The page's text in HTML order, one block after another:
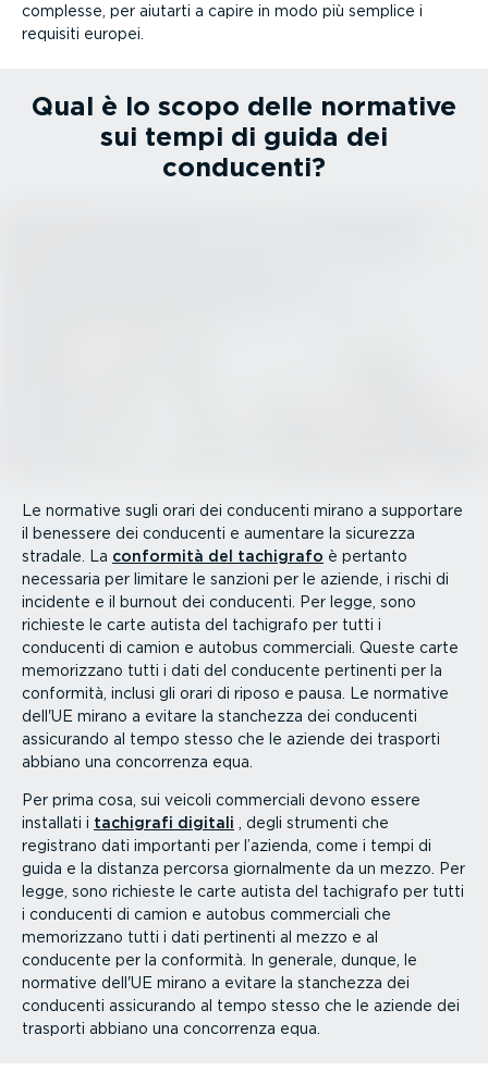
complesse, per aiutarti a capire in modo più semplice i
requisiti europei.
Qual è lo scopo delle normative
sui tempi di guida dei
conducenti?
Le normative sugli orari dei conducenti mirano a supportare
il benessere dei conducenti e aumentare la sicurezza
stradale. La conformità del tachigrafo è pertanto
necessaria per limitare le sanzioni per le aziende, i rischi di
incidente e il burnout dei conducenti. Per legge, sono
richieste le carte autista del tachigrafo per tutti i
conducenti di camion e autobus commerciali. Queste carte
memorizzano tutti i dati del conducente pertinenti per la
conformità, inclusi gli orari di riposo e pausa. Le normative
dell'UE mirano a evitare la stanchezza dei conducenti
assicurando al tempo stesso che le aziende dei trasporti
abbiano una concorrenza equa.
Per prima cosa, sui veicoli commerciali devono essere
installati i tachigrafi digitali , degli strumenti che
registrano dati importanti per l’azienda, come i tempi di
guida e la distanza percorsa giornal­mente da un mezzo. Per
legge, sono richieste le carte autista del tachigrafo per tutti
i conducenti di camion e autobus commerciali che
memorizzano tutti i dati pertinenti al mezzo e al
conducente per la conformità. In generale, dunque, le
normative dell'UE mirano a evitare la stanchezza dei
conducenti assicurando al tempo stesso che le aziende dei
trasporti abbiano una concorrenza equa.